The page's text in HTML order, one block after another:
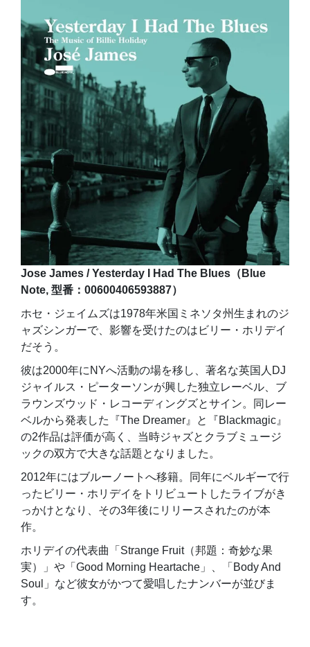
Jose James / Yesterday I Had The Blues（Blue
Note, 型番：00600406593887）
ホセ・ジェイムズは1978年米国ミネソタ州生まれのジ
ャズシンガーで、影響を受けたのはビリー・ホリデイ
だそう。
彼は2000年にNYへ活動の場を移し、著名な英国人DJ
ジャイルス・ピーターソンが興した独立レーベル、ブ
ラウンズウッド・レコーディングズとサイン。同レー
ベルから発表した『The Dreamer』と『Blackmagic』
の2作品は評価が高く、当時ジャズとクラブミュージ
ックの双方で大きな話題となりました。
2012年にはブルーノートへ移籍。同年にベルギーで行
ったビリー・ホリデイをトリビュートしたライブがき
っかけとなり、その3年後にリリースされたのが本
作。
ホリデイの代表曲「Strange Fruit（邦題：奇妙な果
実）」や「Good Morning Heartache」、「Body And
Soul」など彼女がかつて愛唱したナンバーが並びま
す。